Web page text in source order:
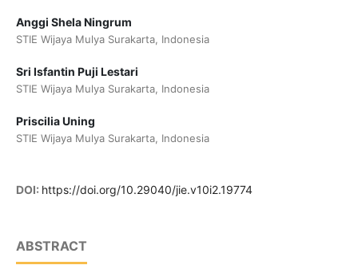
Anggi Shela Ningrum
STIE Wijaya Mulya Surakarta, Indonesia
Sri Isfantin Puji Lestari
STIE Wijaya Mulya Surakarta, Indonesia
Priscilia Uning
STIE Wijaya Mulya Surakarta, Indonesia
DOI: https://doi.org/10.29040/jie.v10i2.19774
ABSTRACT